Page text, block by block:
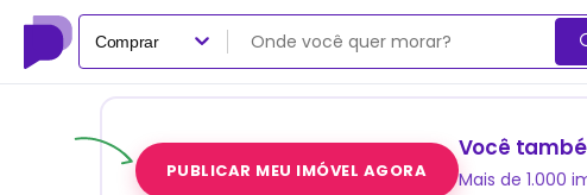
Comprar
PUBLICAR MEU IMÓVEL AGORA
Você
Mais de 1.000